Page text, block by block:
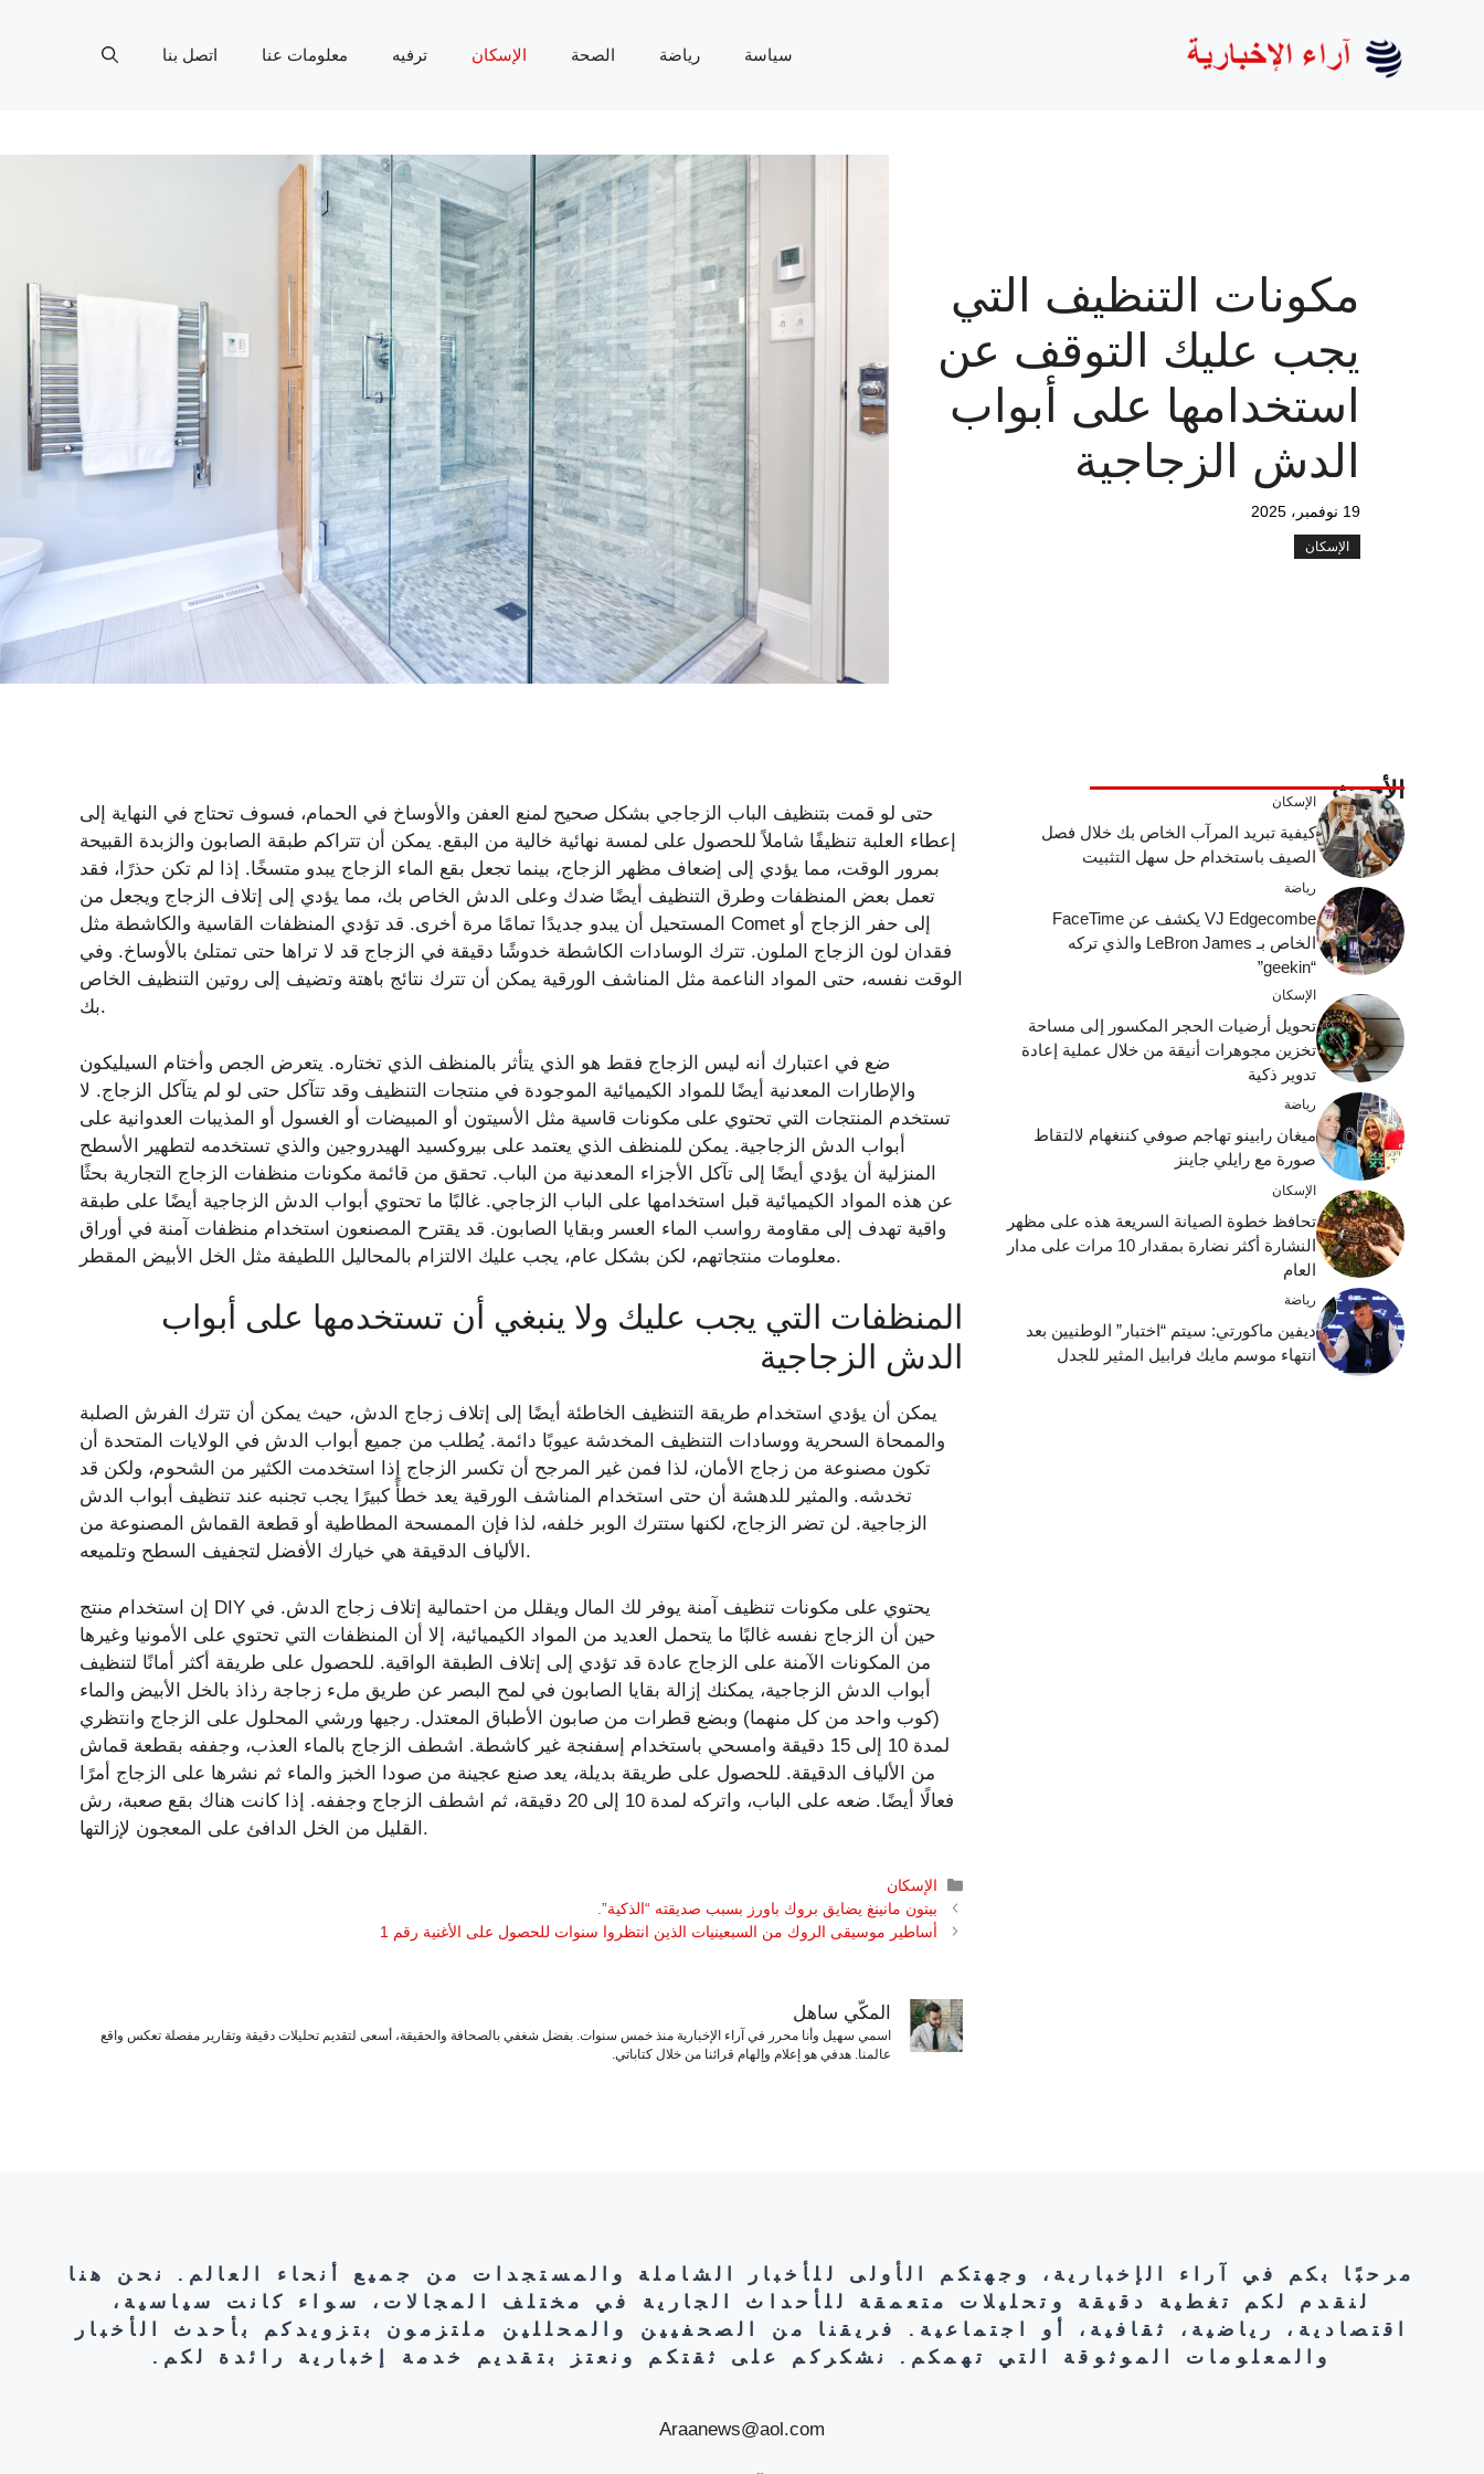
سياسة رياضة الصحة الإسكان ترفيه معلومات عنا اتصل بنا
مكونات التنظيف التي
يجب عليك التوقف عن
استخدامها على أبواب
الدش الزجاجية
19 نوفمبر، 2025
الإسكان
حتى لو قمت بتنظيف الباب الزجاجي بشكل صحيح لمنع العفن والأوساخ في الحمام، فسوف تحتاج في النهاية إلى
إعطاء العلبة تنظيفًا شاملاً للحصول على لمسة نهائية خالية من البقع. يمكن أن تتراكم طبقة الصابون والزبدة القبيحة
بمرور الوقت، مما يؤدي إلى إضعاف مظهر الزجاج، بينما تجعل بقع الماء الزجاج يبدو متسخًا. إذا لم تكن حذرًا، فقد
تعمل بعض المنظفات وطرق التنظيف أيضًا ضدك وعلى الدش الخاص بك، مما يؤدي إلى إتلاف الزجاج ويجعل من
المستحيل أن يبدو جديدًا تمامًا مرة أخرى. قد تؤدي المنظفات القاسية والكاشطة مثل Comet إلى حفر الزجاج أو
فقدان لون الزجاج الملون. تترك الوسادات الكاشطة خدوشًا دقيقة في الزجاج قد لا تراها حتى تمتلئ بالأوساخ. وفي
الوقت نفسه، حتى المواد الناعمة مثل المناشف الورقية يمكن أن تترك نتائج باهتة وتضيف إلى روتين التنظيف الخاص
بك.
ضع في اعتبارك أنه ليس الزجاج فقط هو الذي يتأثر بالمنظف الذي تختاره. يتعرض الجص وأختام السيليكون
والإطارات المعدنية أيضًا للمواد الكيميائية الموجودة في منتجات التنظيف وقد تتآكل حتى لو لم يتآكل الزجاج. لا
تستخدم المنتجات التي تحتوي على مكونات قاسية مثل الأسيتون أو المبيضات أو الغسول أو المذيبات العدوانية على
أبواب الدش الزجاجية. يمكن للمنظف الذي يعتمد على بيروكسيد الهيدروجين والذي تستخدمه لتطهير الأسطح
المنزلية أن يؤدي أيضًا إلى تآكل الأجزاء المعدنية من الباب. تحقق من قائمة مكونات منظفات الزجاج التجارية بحثًا
عن هذه المواد الكيميائية قبل استخدامها على الباب الزجاجي. غالبًا ما تحتوي أبواب الدش الزجاجية أيضًا على طبقة
واقية تهدف إلى مقاومة رواسب الماء العسر وبقايا الصابون. قد يقترح المصنعون استخدام منظفات آمنة في أوراق
معلومات منتجاتهم، لكن بشكل عام، يجب عليك الالتزام بالمحاليل اللطيفة مثل الخل الأبيض المقطر.
المنظفات التي يجب عليك ولا ينبغي أن تستخدمها على أبواب
الدش الزجاجية
يمكن أن يؤدي استخدام طريقة التنظيف الخاطئة أيضًا إلى إتلاف زجاج الدش، حيث يمكن أن تترك الفرش الصلبة
والممحاة السحرية ووسادات التنظيف المخدشة عيوبًا دائمة. يُطلب من جميع أبواب الدش في الولايات المتحدة أن
تكون مصنوعة من زجاج الأمان، لذا فمن غير المرجح أن تكسر الزجاج إذا استخدمت الكثير من الشحوم، ولكن قد
تخدشه. والمثير للدهشة أن حتى استخدام المناشف الورقية يعد خطأً كبيرًا يجب تجنبه عند تنظيف أبواب الدش
الزجاجية. لن تضر الزجاج، لكنها ستترك الوبر خلفه، لذا فإن الممسحة المطاطية أو قطعة القماش المصنوعة من
الألياف الدقيقة هي خيارك الأفضل لتجفيف السطح وتلميعه.
إن استخدام منتج DIY يحتوي على مكونات تنظيف آمنة يوفر لك المال ويقلل من احتمالية إتلاف زجاج الدش. في
حين أن الزجاج نفسه غالبًا ما يتحمل العديد من المواد الكيميائية، إلا أن المنظفات التي تحتوي على الأمونيا وغيرها
من المكونات الآمنة على الزجاج عادة قد تؤدي إلى إتلاف الطبقة الواقية. للحصول على طريقة أكثر أمانًا لتنظيف
أبواب الدش الزجاجية، يمكنك إزالة بقايا الصابون في لمح البصر عن طريق ملء زجاجة رذاذ بالخل الأبيض والماء
(كوب واحد من كل منهما) وبضع قطرات من صابون الأطباق المعتدل. رجيها ورشي المحلول على الزجاج وانتظري
لمدة 10 إلى 15 دقيقة وامسحي باستخدام إسفنجة غير كاشطة. اشطف الزجاج بالماء العذب، وجففه بقطعة قماش
من الألياف الدقيقة. للحصول على طريقة بديلة، يعد صنع عجينة من صودا الخبز والماء ثم نشرها على الزجاج أمرًا
فعالًا أيضًا. ضعه على الباب، واتركه لمدة 10 إلى 20 دقيقة، ثم اشطف الزجاج وجففه. إذا كانت هناك بقع صعبة، رش
القليل من الخل الدافئ على المعجون لإزالتها.
التصنيفات
الإسكان
بيتون مانينغ يضايق بروك باورز بسبب صديقته “الذكية”.
أساطير موسيقى الروك من السبعينيات الذين انتظروا سنوات للحصول على الأغنية رقم 1
المكّي ساهل
اسمي سهيل وأنا محرر في آراء الإخبارية منذ خمس سنوات. بفضل شغفي بالصحافة والحقيقة، أسعى لتقديم تحليلات دقيقة وتقارير مفصلة تعكس واقع
عالمنا. هدفي هو إعلام وإلهام قرائنا من خلال كتاباتي.
الأحدث الإسكان
كيفية تبريد المرآب الخاص بك خلال فصل
الصيف باستخدام حل سهل التثبيت
رياضة
VJ Edgecombe يكشف عن FaceTime
الخاص بـ LeBron James والذي تركه
“geekin”
الإسكان
تحويل أرضيات الحجر المكسور إلى مساحة
تخزين مجوهرات أنيقة من خلال عملية إعادة
تدوير ذكية
رياضة
ميغان رابينو تهاجم صوفي كننغهام لالتقاط
صورة مع رايلي جاينز
الإسكان
تحافظ خطوة الصيانة السريعة هذه على مظهر
النشارة أكثر نضارة بمقدار 10 مرات على مدار
العام
رياضة
ديفين ماكورتي: سيتم “اختبار” الوطنيين بعد
انتهاء موسم مايك فرابيل المثير للجدل
مرحبًا بكم في آراء الإخبارية، وجهتكم الأولى للأخبار الشاملة والمستجدات من جميع أنحاء العالم. نحن هنا
لنقدم لكم تغطية دقيقة وتحليلات متعمقة للأحداث الجارية في مختلف المجالات، سواء كانت سياسية،
اقتصادية، رياضية، ثقافية، أو اجتماعية. فريقنا من الصحفيين والمحللين ملتزمون بتزويدكم بأحدث الأخبار
والمعلومات الموثوقة التي تهمكم. نشكركم على ثقتكم ونعتز بتقديم خدمة إخبارية رائدة لكم.
Araanews@aol.com